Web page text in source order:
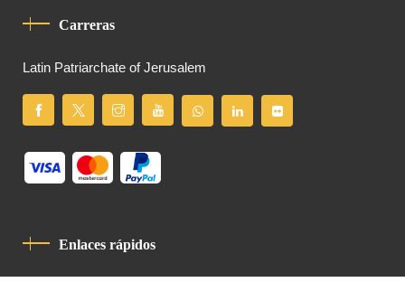
Carreras
Latin Patriarchate of Jerusalem
Enlaces rápidos